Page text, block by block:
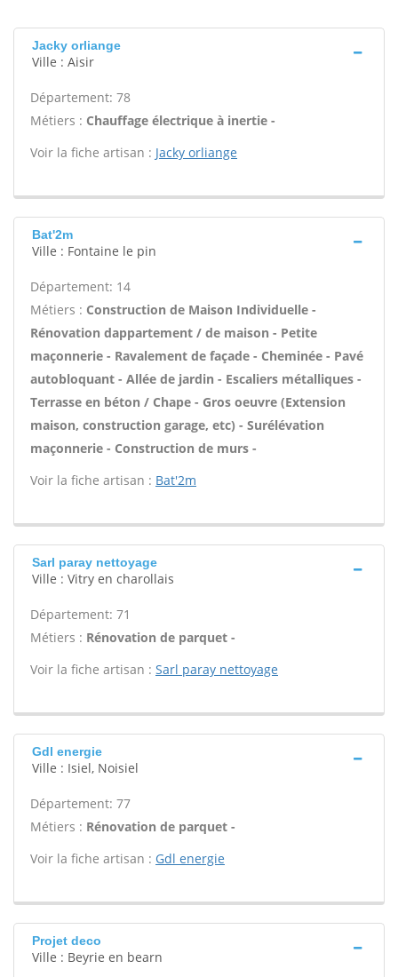
Jacky orliange
Ville : Aisir
Département: 78
Métiers : Chauffage électrique à inertie -
Voir la fiche artisan : Jacky orliange
Bat'2m
Ville : Fontaine le pin
Département: 14
Métiers : Construction de Maison Individuelle -
Rénovation dappartement / de maison - Petite
maçonnerie - Ravalement de façade - Cheminée - Pavé
autobloquant - Allée de jardin - Escaliers métalliques -
Terrasse en béton / Chape - Gros oeuvre (Extension
maison, construction garage, etc) - Surélévation
maçonnerie - Construction de murs -
Voir la fiche artisan : Bat'2m
Sarl paray nettoyage
Ville : Vitry en charollais
Département: 71
Métiers : Rénovation de parquet -
Voir la fiche artisan : Sarl paray nettoyage
Gdl energie
Ville : Isiel, Noisiel
Département: 77
Métiers : Rénovation de parquet -
Voir la fiche artisan : Gdl energie
Projet deco
Ville : Beyrie en bearn